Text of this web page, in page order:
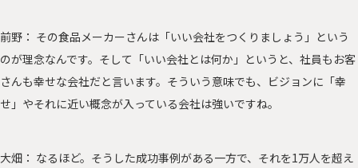
前野： その食品メーカーさんは「いい会社をつくりましょう」という
のが理念なんです。そして「いい会社とは何か」というと、社員もお客
さんも幸せな会社だと言います。そういう意味でも、ビジョンに「幸
せ」やそれに近い概念が入っている会社は強いですね。
大畑： なるほど。そうした成功事例がある一方で、それを1万人を超え